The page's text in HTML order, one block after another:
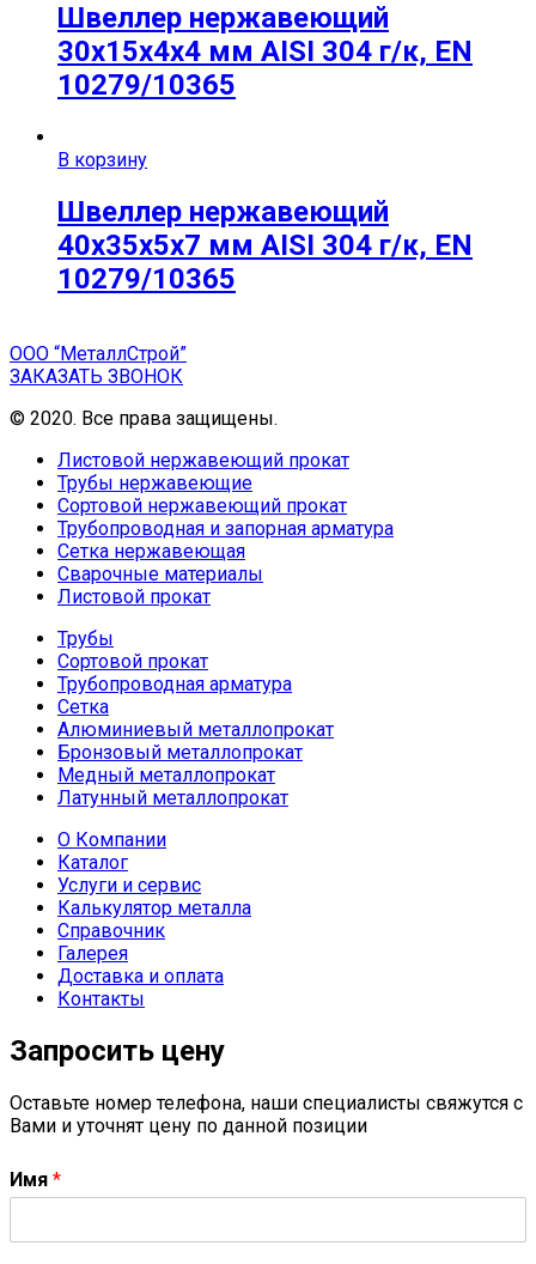
Швеллер нержавеющий
30х15х4х4 мм AISI 304 г/к, EN
10279/10365
В корзину
Швеллер нержавеющий
40х35х5х7 мм AISI 304 г/к, EN
10279/10365
ООО “МеталлСтрой”
ЗАКАЗАТЬ ЗВОНОК
© 2020. Все права защищены.
Листовой нержавеющий прокат
Трубы нержавеющие
Сортовой нержавеющий прокат
Трубопроводная и запорная арматура
Сетка нержавеющая
Сварочные материалы
Листовой прокат
Трубы
Сортовой прокат
Трубопроводная арматура
Сетка
Алюминиевый металлопрокат
Бронзовый металлопрокат
Медный металлопрокат
Латунный металлопрокат
О Компании
Каталог
Услуги и сервис
Калькулятор металла
Справочник
Галерея
Доставка и оплата
Контакты
Запросить цену
Оставьте номер телефона, наши специалисты свяжутся с
Вами и уточнят цену по данной позиции
Имя *